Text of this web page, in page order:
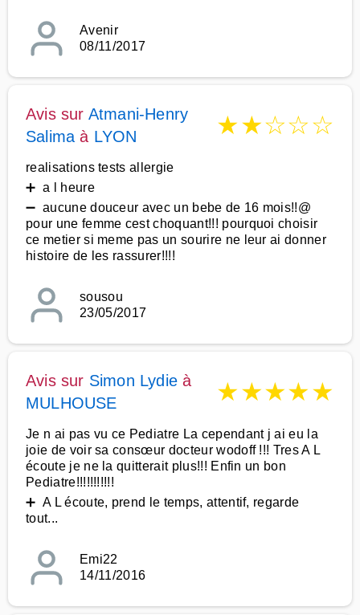
Avenir
08/11/2017
Avis sur Atmani-Henry
Salima à LYON ★★☆☆☆
realisations tests allergie
➕ a l heure
➖ aucune douceur avec un bebe de 16 mois!!@
pour une femme cest choquant!!! pourquoi choisir
ce metier si meme pas un sourire ne leur ai donner
histoire de les rassurer!!!!
sousou
23/05/2017
Avis sur Simon Lydie à
MULHOUSE
★★★★★
Je n ai pas vu ce Pediatre La cependant j ai eu la
joie de voir sa consœur docteur wodoff !!! Tres A L
écoute je ne la quitterait plus!!! Enfin un bon
Pediatre!!!!!!!!!!!
➕ A L écoute, prend le temps, attentif, regarde
tout...
Emi22
14/11/2016